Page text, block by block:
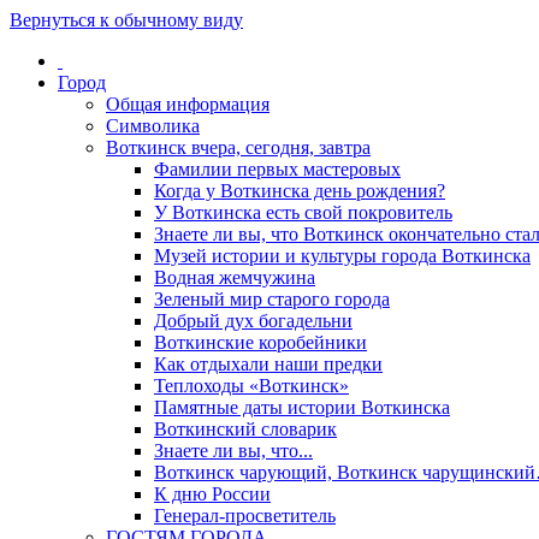
Вернуться к обычному виду
Город
Общая информация
Символика
Воткинск вчера, сегодня, завтра
Фамилии первых мастеровых
Когда у Воткинска день рождения?
У Воткинска есть свой покровитель
Знаете ли вы, что Воткинск окончательно
Музей истории и культуры города Воткинска
Водная жемчужина
Зеленый мир старого города
Добрый дух богадельни
Воткинские коробейники
Как отдыхали наши предки
Теплоходы «Воткинск»
Памятные даты истории Воткинска
Воткинский словарик
Знаете ли вы, что...
Воткинск чарующий, Воткинск
К дню России
Генерал-просветитель